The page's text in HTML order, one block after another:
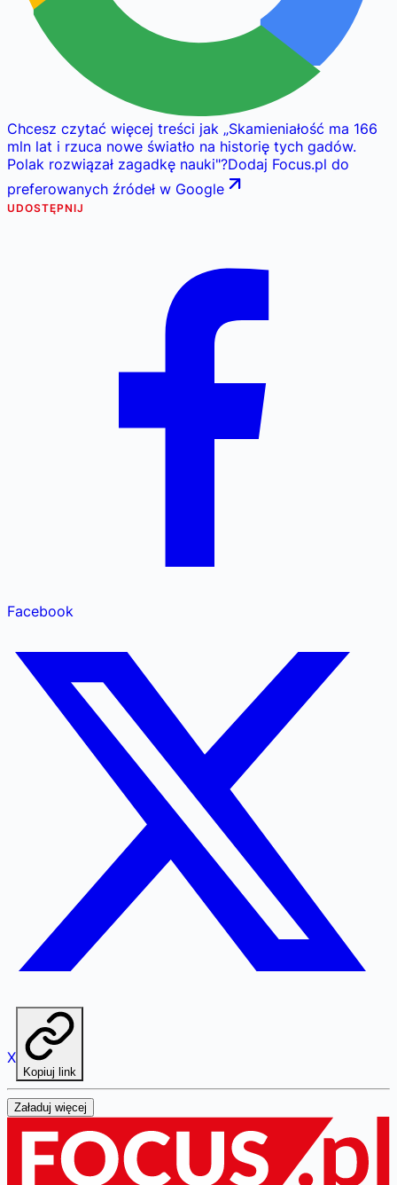
Chcesz czytać więcej treści jak „Skamieniałość ma 166
mln lat i rzuca nowe światło na historię tych gadów.
Polak rozwiązał zagadkę nauki"?Dodaj Focus.pl do
preferowanych źródeł w Google
UDOSTĘPNIJ
Facebook
X
Kopiuj link
Załaduj więcej